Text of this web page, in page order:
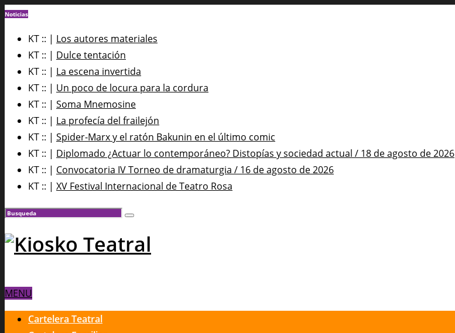
Noticias
KT :: | Los autores materiales
KT :: | Dulce tentación
KT :: | La escena invertida
KT :: | Un poco de locura para la cordura
KT :: | Soma Mnemosine
KT :: | La profecía del frailejón
KT :: | Spider-Marx y el ratón Bakunin en el último comic
KT :: | Diplomado ¿Actuar lo contemporáneo? Distopías y sociedad actual / 18 de agosto de 2026
KT :: | Convocatoria IV Torneo de dramaturgia / 16 de agosto de 2026
KT :: | XV Festival Internacional de Teatro Rosa
MENU
Cartelera Teatral